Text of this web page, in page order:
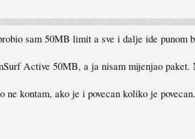
sam 50MB limit a sve i dalje ide
Active 50MB, a ja nisam mijenjao paket.
ne kontam, ako je i povecan koliko je